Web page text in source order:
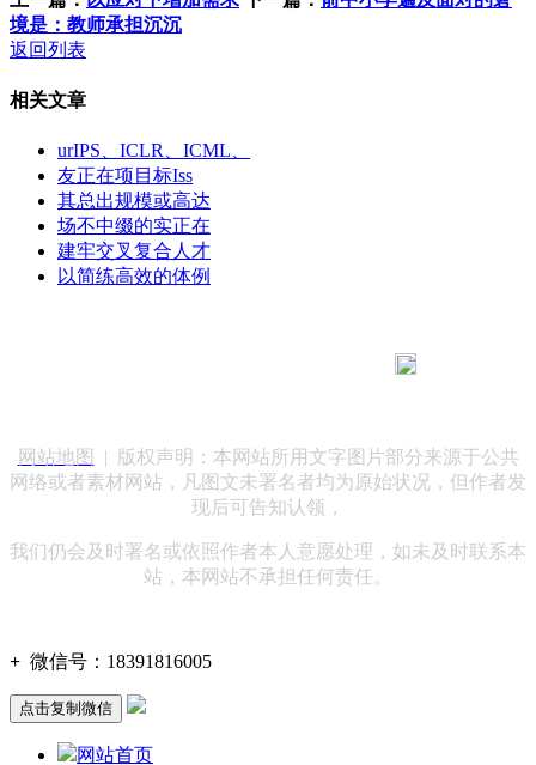
境是：教师承担沉沉
返回列表
相关文章
urIPS、ICLR、ICML、
友正在项目标Iss
其总出规模或高达
场不中缀的实正在
建牢交叉复合人才
以简练高效的体例
网站地图
| 版权声明：本网站所用文字图片部分来源于公共
网络或者素材网站，凡图文未署名者均为原始状况，但作者发
现后可告知认领，
我们仍会及时署名或依照作者本人意愿处理，如未及时联系本
站，本网站不承担任何责任。
+ 微信号： 18391816005
点击复制微信
网站首页